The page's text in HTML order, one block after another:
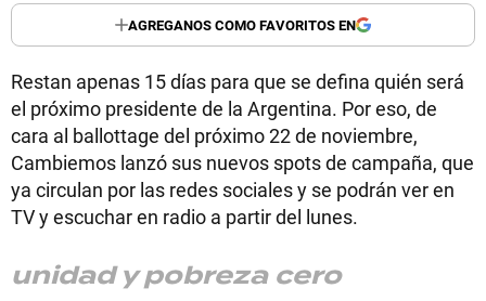
AGREGANOS COMO FAVORITOS EN
Restan apenas 15 días para que se defina quién será
el próximo presidente de la Argentina. Por eso, de
cara al ballottage del próximo 22 de noviembre,
Cambiemos lanzó sus nuevos spots de campaña, que
ya circulan por las redes sociales y se podrán ver en
TV y escuchar en radio a partir del lunes.
unidad y pobreza cero